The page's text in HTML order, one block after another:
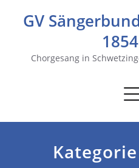
GV
Chorgesang in